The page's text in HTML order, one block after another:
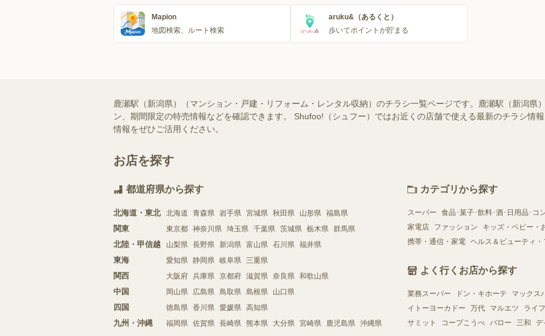
Mapion
地図検索、ルート検索
aruku&（あるくと）
歩いてポイントが貯まる
鹿瀬駅（新潟県）（マンション・戸建・リフォーム・レンタル収納）のチラシ一覧ページです。鹿瀬駅（新潟県
ン、期間限定の特売情報などを確認できます。 Shufoo!（シュフー）ではお近くの店舗で使える最新のチラシ情
情報をぜひご活用ください。
お店を探す
都道府県から探す
北海道・東北 北海道 青森県 岩手県 宮城県 秋田県 山形県 福島県
関東 東京都 神奈川県 埼玉県 千葉県 茨城県 栃木県 群馬県
北陸・甲信越 山梨県 長野県 新潟県 富山県 石川県 福井県
東海 愛知県 静岡県 岐阜県 三重県
関西 大阪府 兵庫県 京都府 滋賀県 奈良県 和歌山県
中国 岡山県 広島県 鳥取県 島根県 山口県
四国 徳島県 香川県 愛媛県 高知県
九州・沖縄 福岡県 佐賀県 長崎県 熊本県 大分県 宮崎県 鹿児島県 沖縄県
カテゴリから探す
スーパー 食品･菓子･飲料･酒･日用品･コ
家電店
ファッション キッズ・ベビー・
携帯・通信・家電 ヘルス＆ビューティ・
よく行くお店から探す
業務スーパー ドン・キホーテ マックス
イトーヨーカドー
万代 マルエツ ライ
サミット
コープこうべ バロー 三和 デ